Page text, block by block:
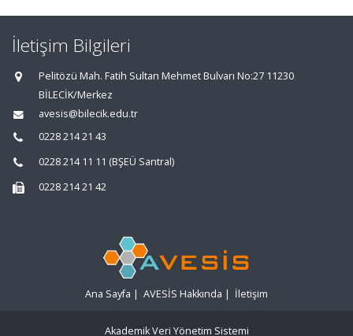
İletişim Bilgileri
Pelitözü Mah. Fatih Sultan Mehmet Bulvarı No:27 11230
BİLECİK/Merkez
avesis@bilecik.edu.tr
0228 214 21 43
0228 214 11 11 (BŞEÜ Santral)
0228 214 21 42
Ana Sayfa | AVESİS Hakkında | İletişim
Akademik Veri Yönetim Sistemi